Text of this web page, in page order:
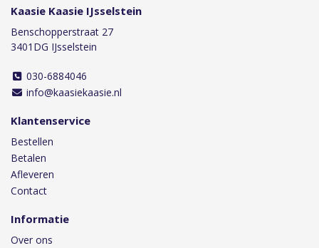
Kaasie Kaasie IJsselstein
Benschopperstraat 27
3401DG IJsselstein
030-6884046
info@kaasiekaasie.nl
Klantenservice
Bestellen
Betalen
Afleveren
Contact
Informatie
Over ons